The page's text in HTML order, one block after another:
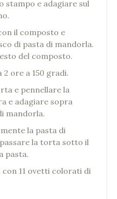
stampo e adagiare sul
il composto e
di pasta di mandorla.
del composto.
ore a 150 gradi.
e pennellare la
e adagiare sopra
mandorla.
la pasta di
la torta sotto il
pasta.
11 ovetti colorati di